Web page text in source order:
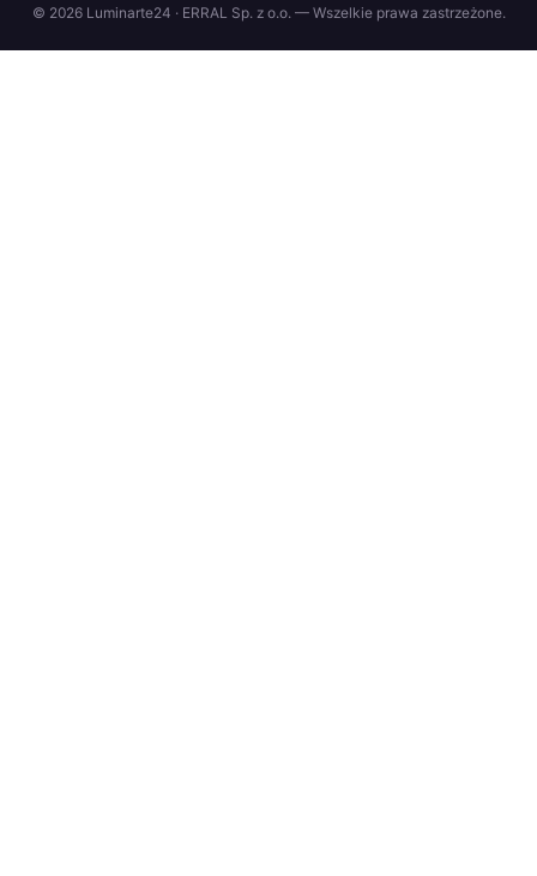
© 2026 Luminarte24 · ERRAL Sp. z o.o. — Wszelkie prawa zastrzeżone.